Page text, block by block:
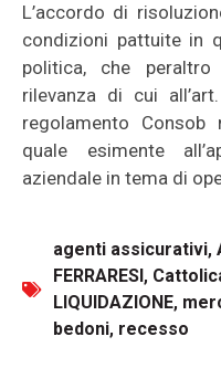
L’accordo di
condizioni pattuite in
politica, che
rilevanza di cui
regolamento
quale esimente
aziendale in tema di
agenti assicurativi,
FERRARESI,
LIQUIDAZIONE,
bedoni, recesso